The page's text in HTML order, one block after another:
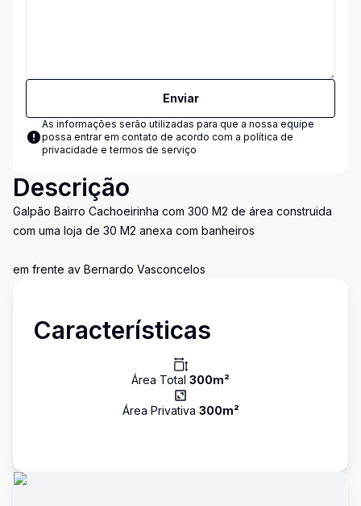
Enviar
As informações serão utilizadas para que a nossa equipe
possa entrar em contato de acordo com a política de
privacidade e termos de serviço
Descrição
Galpão Bairro Cachoeirinha com 300 M2 de área construida
com uma loja de 30 M2 anexa com banheiros
em frente av Bernardo Vasconcelos
Características
Área Total 300m²
Área Privativa 300m²